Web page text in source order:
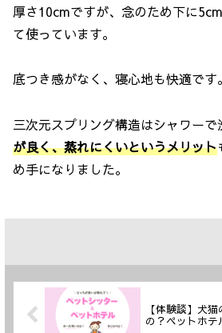
厚さ10cmですが、念のため下に
て使っています。
底つき感がなく、寝心地も快適です。
三次元スプリング構造はシャワーで
が良く、蒸れにくいというメリット
め手になりました。
【体験談】犬
の？ペットホ